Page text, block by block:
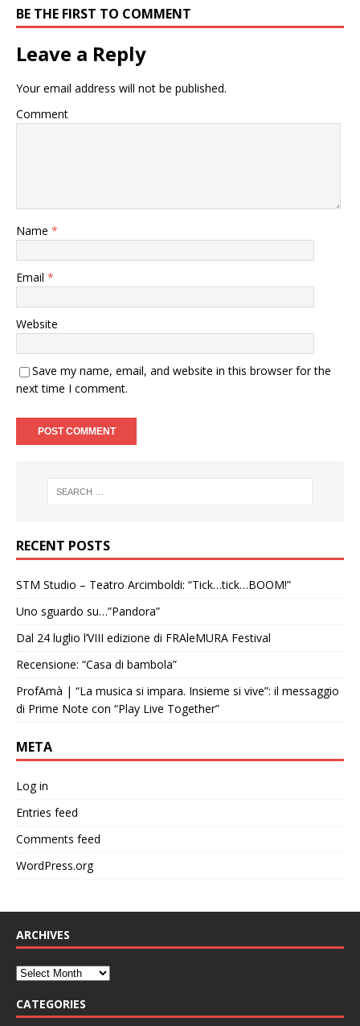
BE THE FIRST TO COMMENT
Leave a Reply
Your email address will not be published.
Comment
Name *
Email *
Website
Save my name, email, and website in this browser for the
next time I comment.
RECENT POSTS
STM Studio – Teatro Arcimboldi: “Tick…tick…BOOM!”
Uno sguardo su…”Pandora”
Dal 24 luglio l’VIII edizione di FRAleMURA Festival
Recensione: “Casa di bambola”
ProfAmà | “La musica si impara. Insieme si vive”: il messaggio
di Prime Note con “Play Live Together”
META
Log in
Entries feed
Comments feed
WordPress.org
ARCHIVES
CATEGORIES